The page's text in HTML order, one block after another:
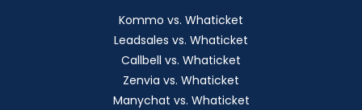
Kommo vs. Whaticket
Leadsales vs. Whaticket
Callbell vs. Whaticket
Zenvia vs. Whaticket
Manychat vs. Whaticket